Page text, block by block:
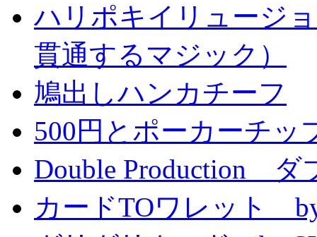
ハリポキイリュージ
貫通するマジック）
鳩出しハンカチーフ
500円とポーカーチッ
Double Production ダ
カードTOワレット